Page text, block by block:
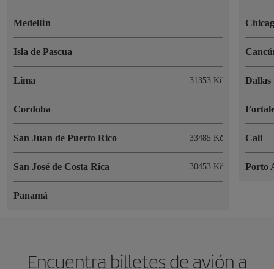
MedellÍn
Isla de Pascua
Lima 31353 Kč
Cordoba
San Juan de Puerto Rico 33485 Kč
San José de Costa Rica 30453 Kč
Panamá
Dallas
Cali
Porto
Encuentra billetes de avión a